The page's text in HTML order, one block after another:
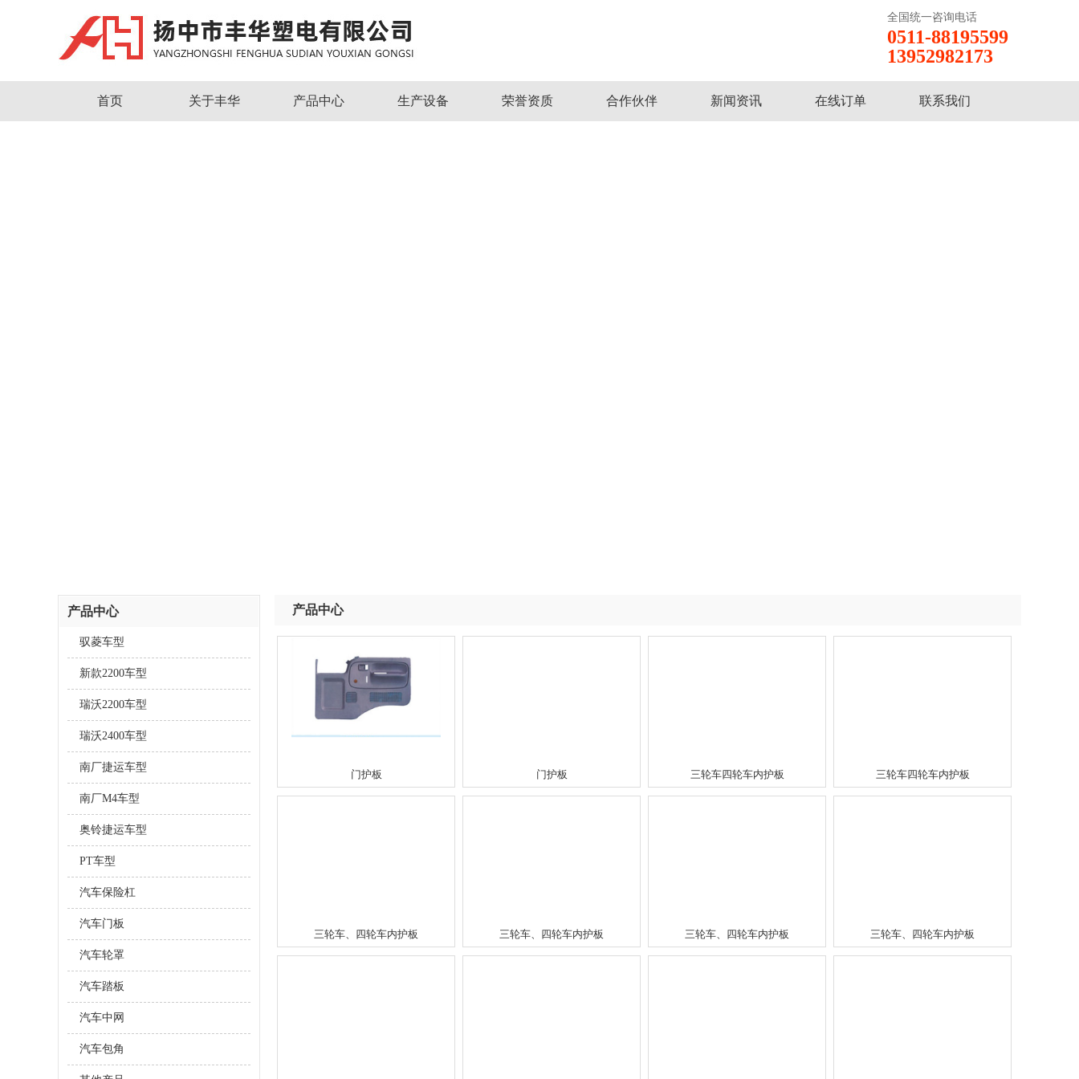
全国统一咨询电话
0511-88195599
13952982173
首页 关于丰华 产品中心 生产设备 荣誉资质 合作伙伴 新闻资讯 在线订单 联系我们
产品中心
驭菱车型
新款2200车型
瑞沃2200车型
瑞沃2400车型
南厂捷运车型
南厂M4车型
奥铃捷运车型
PT车型
汽车保险杠
汽车门板
汽车轮罩
汽车踏板
汽车中网
汽车包角
产品中心
门护板 门护板 三轮车四轮车内护板 三轮车四轮车内护板
三轮车、四轮车内护板 三轮车、四轮车内护板 三轮车、四轮车内护板 三轮车、四轮车内护板